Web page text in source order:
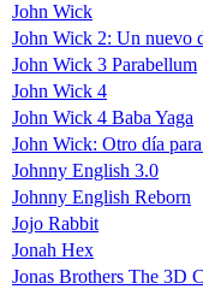
John Wick
John Wick 2: Un nuevo
John Wick 3 Parabellum
John Wick 4
John Wick 4 Baba Yaga
John Wick: Otro día
Johnny English 3.0
Johnny English Reborn
Jojo Rabbit
Jonah Hex
Jonas Brothers The 3D